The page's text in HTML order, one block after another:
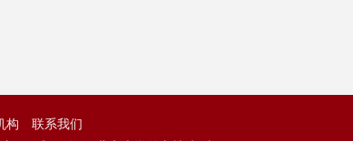
构
联系我们